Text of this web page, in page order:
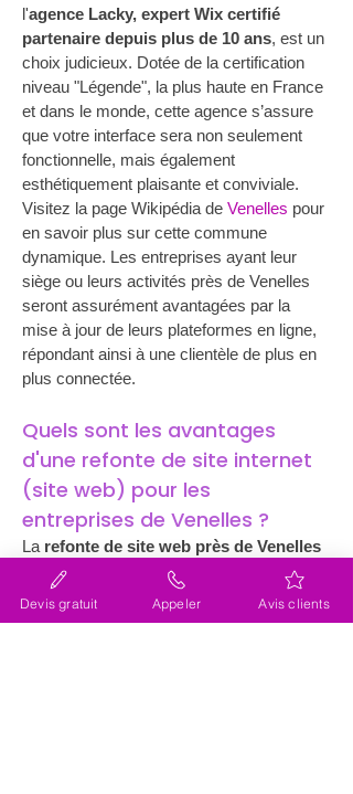
l'agence Lacky, expert Wix certifié
partenaire depuis plus de 10 ans, est un
choix judicieux. Dotée de la certification
niveau "Légende", la plus haute en France
et dans le monde, cette agence s’assure
que votre interface sera non seulement
fonctionnelle, mais également
esthétiquement plaisante et conviviale.
Visitez la page Wikipédia de Venelles pour
en savoir plus sur cette commune
dynamique. Les entreprises ayant leur
siège ou leurs activités près de Venelles
seront assurément avantagées par la
mise à jour de leurs plateformes en ligne,
répondant ainsi à une clientèle de plus en
plus connectée.
Quels sont les avantages
d'une refonte de site internet
(site web) pour les
entreprises de Venelles ?
La refonte de site web près de Venelles
présente plusieurs atouts. L'un des
principaux bénéfices réside dans
l'amélioration de l'expérience utilisateur.
Devis gratuit Appeler Avis clients